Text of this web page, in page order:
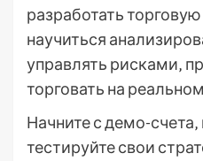
разработать
научиться
управлять рисками‚
торговать на
Начните с демо-
тестируйте свои